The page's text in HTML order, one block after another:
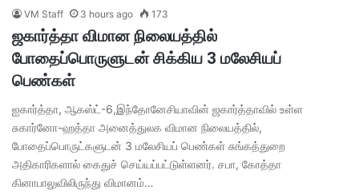
VM Staff 3 hours ago 173
ஜகார்த்தா விமான நிலையத்தில்
போதைப்பொருளுடன் சிக்கிய 3 மலேசியப்
பெண்கள்
ஐகார்த்தா, ஆகஸ்ட்-6,இந்தோனேசியாவின் ஜகார்த்தாவில் உள்ள
சுகார்னோ-ஹத்தா அனைத்துலக விமான நிலையத்தில்,
போதைப்பொருட்களுடன் 3 மலேசியப் பெண்கள் சுங்கத்துறை
அதிகாரிகளால் கைதுச் செய்யப்பட்டுள்ளனர். ​சபா, கோத்தா
கினாபாலுவிலிருந்து விமானம்…